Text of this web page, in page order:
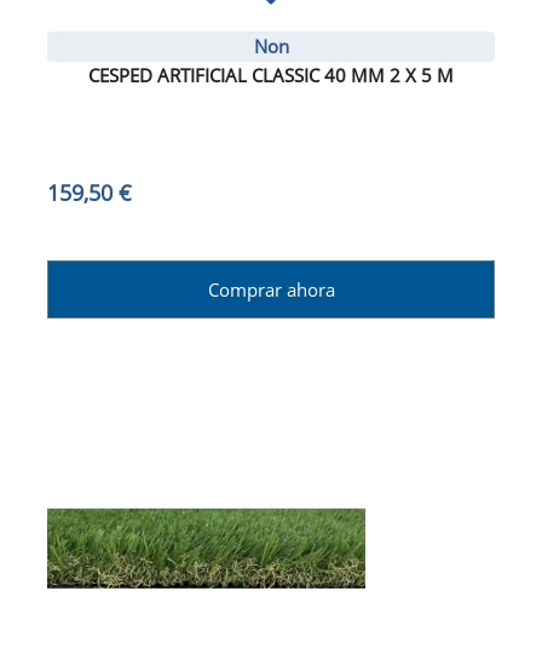
Non
CESPED ARTIFICIAL CLASSIC 40 MM 2 X 5 M
159,50 €
Comprar ahora